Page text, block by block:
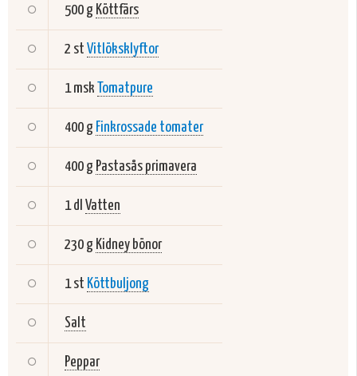
500 g Köttfärs
2 st Vitlöksklyftor
1 msk Tomatpure
400 g Finkrossade tomater
400 g Pastasås primavera
1 dl Vatten
230 g Kidney bönor
1 st Köttbuljong
Salt
Peppar